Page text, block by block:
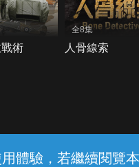
體驗，若繼續閱覽
術
全8集
人骨線索
線上客服 服務條款 隱私